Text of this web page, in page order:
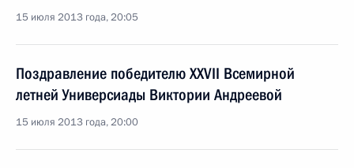
15 июля 2013 года, 20:05
Поздравление победителю XXVII Всемирной
летней Универсиады Виктории Андреевой
15 июля 2013 года, 20:00